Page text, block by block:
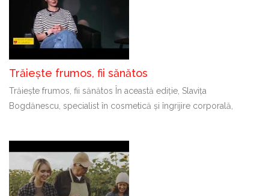
Trăiește frumos, fii sănătos
Trăiește frumos, fii sănătos În această ediție, Slavița
Bogdănescu, specialist în cosmetică și îngrijire corporală,